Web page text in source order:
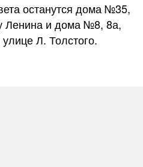
останутся дома №35,
Ленина и дома №8, 8а,
Л. Толстого.